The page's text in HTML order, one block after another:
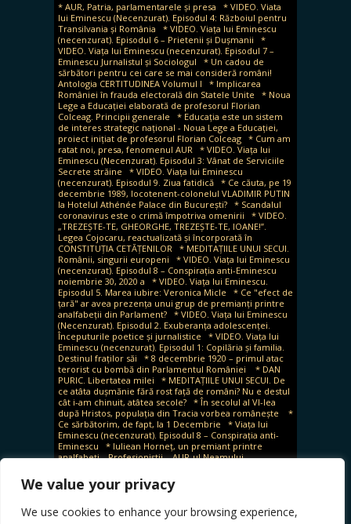
We value your privacy
We use cookies to enhance your browsing experience,
* AUR, Patria, parlamentarele și presa
* VIDEO. Viata
lui Eminescu (Necenzurat). Episodul 4: Războiul pentru
Transilvania și România
* VIDEO. Viața lui Eminescu
(necenzurat). Episodul 6 – Prietenii și Dușmanii
*
VIDEO. Viața lui Eminescu (necenzurat). Episodul 7 –
Eminescu Jurnalistul și Sociologul
* Un cadou de
sărbători pentru cei care se mai consideră români!
Antologia CERTITUDINEA Volumul I
* Implicarea
României în frauda electorală din Statele Unite
* Noua
Lege a Educației elaborată de profesorul Florian
Colceag. Principii generale
* Educația este un sistem
de interes strategic național - Noua Lege a Educației,
proiect inițiat de profesorul Florian Colceag * Cum am
ratat noi, presa, fenomenul AUR * VIDEO. Viața lui
Eminescu (Necenzurat). Episodul 3: Vânat de Serviciile
Secrete străine
* VIDEO. Viața lui Eminescu
(necenzurat). Episodul 9. Ziua fatidică * Ce căuta, pe 19
decembrie 1989, locotenent-colonelul VLADIMIR PUTIN
la Hotelul Athénée Palace din București? * Scandalul
coronavirus este o crimă împotriva omenirii
* VIDEO.
„TREZEȘTE-TE, GHEORGHE, TREZEȘTE-TE, IOANE!”.
Legea Cojocaru, reactualizată și încorporată în
CONSTITUȚIA CETĂȚENILOR * MEDITAȚIILE UNUI SECUI.
Românii, singurii europeni
* VIDEO. Viața lui Eminescu
(necenzurat). Episodul 8 – Conspirația anti-Eminescu
noiembrie 30, 2020 a
* VIDEO. Viața lui Eminescu.
Episodul 5. Marea iubire: Veronica Micle
* Ce "efect de
țară" ar avea prezența unui grup de premianți printre
analfabeții din Parlament? * VIDEO. Viața lui Eminescu
(Necenzurat). Episodul 2. Exuberanța adolescenței.
Începuturile poetice și jurnalistice
* VIDEO. Viața lui
Eminescu (necenzurat). Episodul 1: Copilăria și familia.
Destinul fraților săi
* 8 decembrie 1920 – primul atac
terorist cu bombă din Parlamentul României
* DAN
PURIC. Libertatea milei
* MEDITAȚIILE UNUI SECUI. De
ce atâta dușmănie fără rost față de români? Nu e destul
cât i-am chinuit, atâtea secole? * În secolul al VI-lea
după Hristos, populația din Tracia vorbea românește
*
Ce sărbătorim, de fapt, la 1 Decembrie
* Viața lui
Eminescu (necenzurat). Episodul 8 – Conspirația anti-
Eminescu
* Iuliean Horneț, un premiant printre
analfabeți. „Profesioniștii – AUR-ul Neamului
internaționala ticăloșilor
* Imposibila dreptate pentru
victimele genocidului comunist și neocomunist (I)
de lux al statului modern
* Beethoven, expulzat din